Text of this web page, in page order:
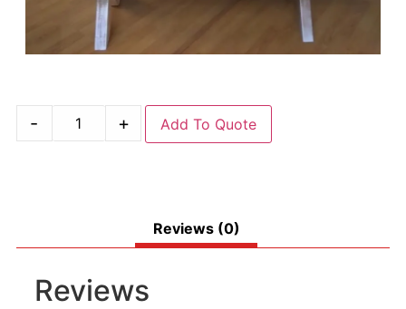
- + Add To Quote
Reviews (0)
Reviews